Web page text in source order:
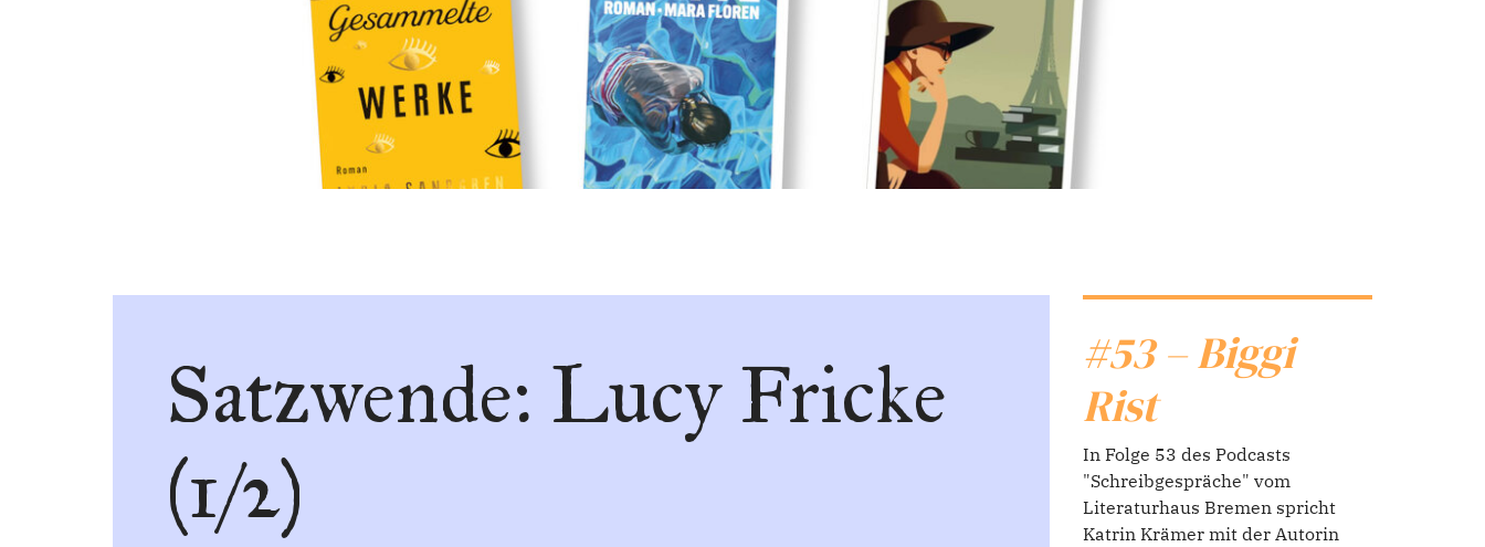
Satzwende: Lucy Fricke
(1/2)
#53 – Biggi
Rist
In Folge 53 des Podcasts
"Schreibgespräche" vom
Literaturhaus Bremen spricht
Katrin Krämer mit der Autorin